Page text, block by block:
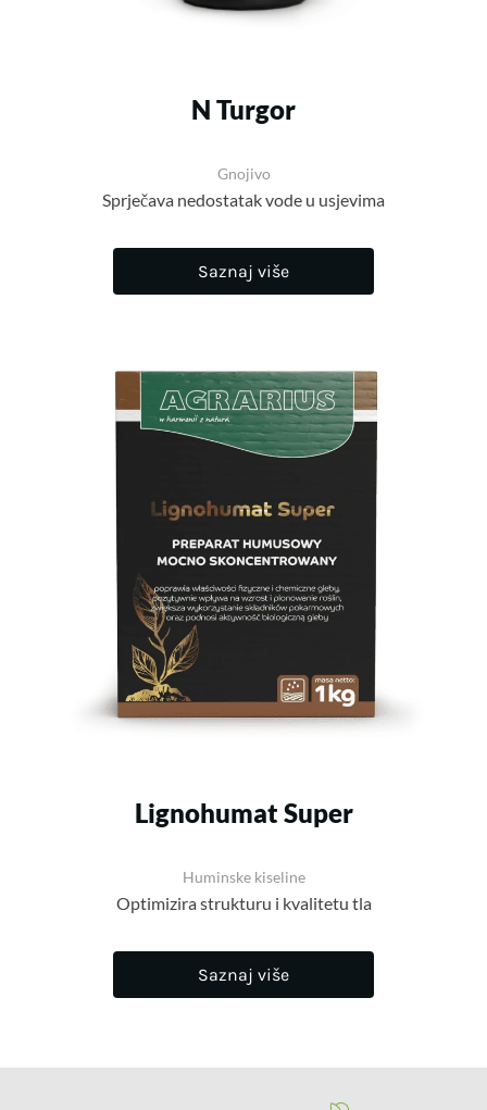
N Turgor
Gnojivo
Sprječava nedostatak vode u usjevima
Saznaj više
Lignohumat Super
Huminske kiseline
Optimizira strukturu i kvalitetu tla
Saznaj više